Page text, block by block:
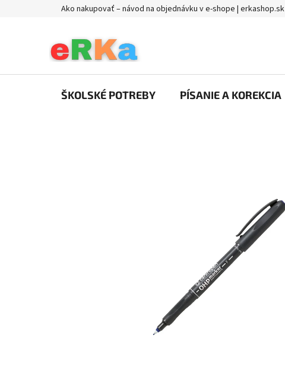
Ako nakupovať – návod na objednávku v e-shope | erkashop.sk
ŠKOLSKÉ POTREBY PÍSANIE A KOREKCIA